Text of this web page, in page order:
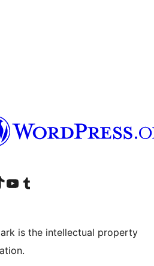
account
TikTok account
Visit our YouTube channel
Visit our Tumblr account
is the intellectual property